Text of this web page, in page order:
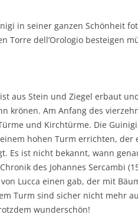
in seiner ganzen Schönheit
Torre dell’Orologio besteigen
aus Stein und Ziegel erbaut
krönen. Am Anfang des
und Kirchtürme. Die
hohen Turm errichten, der
Es ist nicht bekannt, wann
des Johannes Sercambi
Lucca einen gab, der mit
Turm sind sicher nicht mehr
wunderschön!